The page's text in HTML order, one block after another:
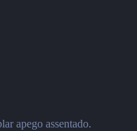
apego assentado.